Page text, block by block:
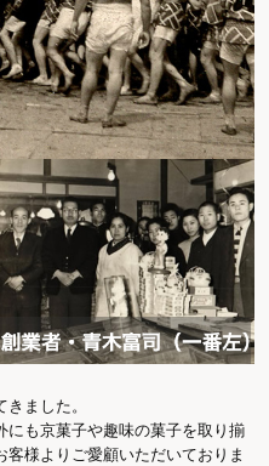
ました。
も京菓子や趣味の菓子を取り揃
様よりご愛顧いただいておりま